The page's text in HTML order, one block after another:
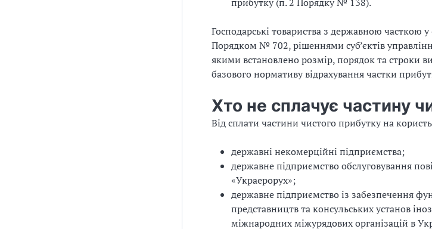
Господарські товариства з державною часткою
Порядком № 702, рішеннями суб’єктів
якими встановлено розмір, порядок та строки
базового нормативу відрахування частки
Хто не сплачує частину
Від сплати частини чистого прибутку на
державні некомерційні підприємства;
державне підприємство обслуговування
«Украерорух»;
державне підприємство із забезпечення
представництв та консульських установ
міжнародних міжурядових організацій в